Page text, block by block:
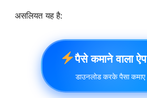
असलियत यह है:
पैसे कमाने वाला ऐप
डाउनलोड करके पैसा कमाए